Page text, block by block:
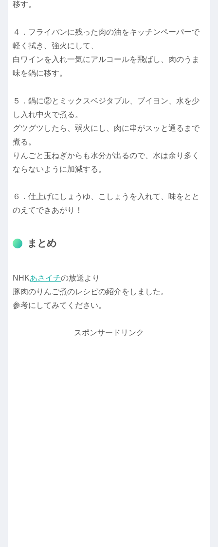
移す。
４．フライパンに残った肉の油をキッチンペーパーで
軽く拭き、強火にして、
白ワインを入れ一気にアルコールを飛ばし、肉のうま
味を鍋に移す。
５．鍋に②とミックスベジタブル、ブイヨン、水を少
し入れ中火で煮る。
グツグツしたら、弱火にし、肉に串がスッと通るまで
煮る。
りんごと玉ねぎからも水分が出るので、水は余り多く
ならないように加減する。
６．仕上げにしょうゆ、こしょうを入れて、味をとと
のえてできあがり！
まとめ
NHKあさイチの放送より
豚肉のりんご煮のレシピの紹介をしました。
参考にしてみてください。
スポンサードリンク